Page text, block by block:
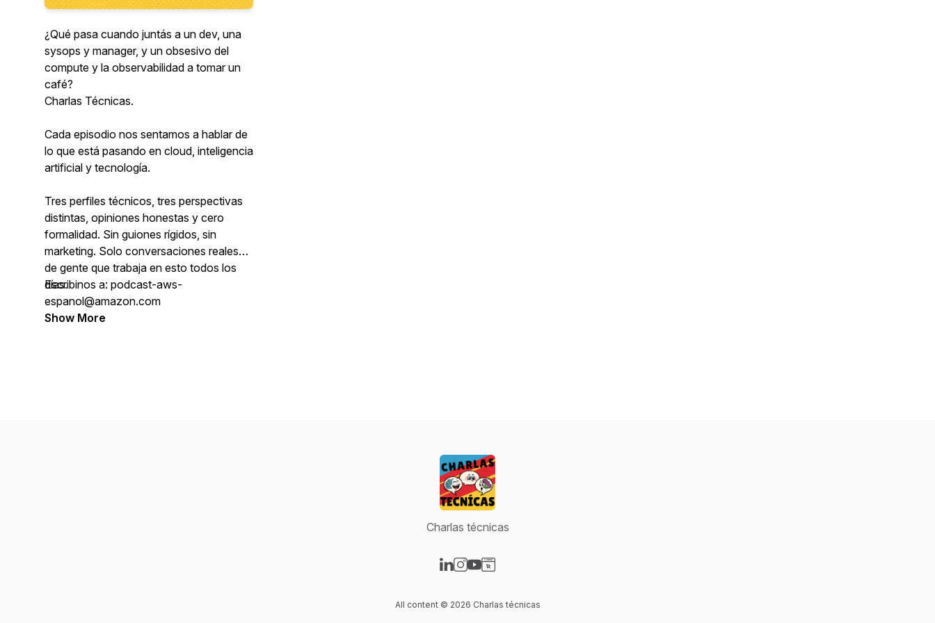
¿Qué pasa cuando juntás a un dev, una
sysops y manager, y un obsesivo del
compute y la observabilidad a tomar un
café?
Charlas Técnicas.
Cada episodio nos sentamos a hablar de
lo que está pasando en cloud, inteligencia
artificial y tecnología.
Tres perfiles técnicos, tres perspectivas
distintas, opiniones honestas y cero
formalidad. Sin guiones rígidos, sin
marketing. Solo conversaciones reales
de gente que trabaja en esto todos los
días.
Escribinos a: podcast-aws-
espanol@amazon.com
Show More
Charlas técnicas
All content © 2026 Charlas técnicas